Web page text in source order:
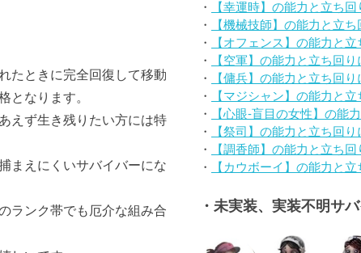
たときに完全回復して移動
となります。
えず生き残りたい方には特
まえにくいサバイバーにな
ランク帯でも厄介な組み合
・
【幸運時】の能力と立ち回
・
【機械技師】の能力と立
・
【オフェンス】の能力と
・
【空軍】の能力と立ち回り
・
【傭兵】の能力と立ち回り
・
【マジシャン】の能力と
・
【心眼-盲目の女性】の能
・
【祭司】の能力と立ち回り
・
【調香師】の能力と立ち回
・
【カウボーイ】の能力と
・未実装、実装不明サ